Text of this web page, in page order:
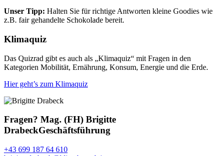
Unser Tipp: Halten Sie für richtige Antworten kleine Goodies wie
z.B. fair gehandelte Schokolade bereit.
Klimaquiz
Das Quizrad gibt es auch als „Klimaquiz“ mit Fragen in den
Kategorien Mobilität, Ernährung, Konsum, Energie und die Erde.
Hier geht’s zum Klimaquiz
Fragen? Mag. (FH) Brigitte
DrabeckGeschäftsführung
+43 699 187 64 610